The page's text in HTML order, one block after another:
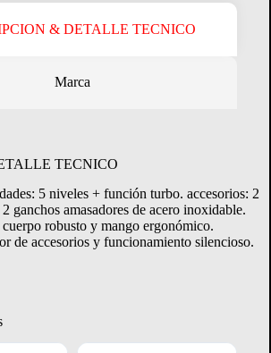
CONSULTAR MARGEN
& DETALLE TECNICO
Marca
TECNICO
5 niveles + función turbo. accesorios: 2
ganchos amasadores de acero inoxidable.
robusto y mango ergonómico.
de accesorios y funcionamiento silencioso.